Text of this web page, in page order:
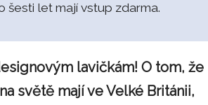
šesti let mají vstup zdarma.
lavičkám! O tom, že
světě mají ve Velké Británii,